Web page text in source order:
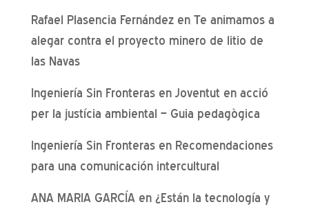
Rafael Plasencia Fernándezen Te animamos a
alegar contra el proyecto minero de litio de
las Navas
Ingeniería Sin Fronterasen Joventut en acció
per la justícia ambiental – Guia pedagògica
Ingeniería Sin Fronterasen Recomendaciones
para una comunicación intercultural
ANA MARIA GARCÍAen ¿Están la tecnología y